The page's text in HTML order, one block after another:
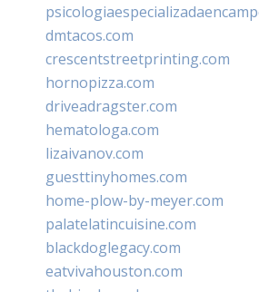
dmtacos.com
crescentstreetprinting.com
hornopizza.com
driveadragster.com
hematologa.com
lizaivanov.com
guesttinyhomes.com
home-plow-by-meyer.com
palatelatincuisine.com
blackdoglegacy.com
eatvivahouston.com